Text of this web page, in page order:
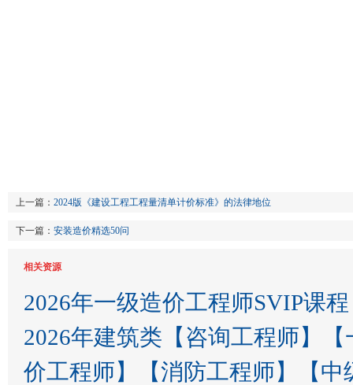
上一篇： 2024版《建设工程工程量清单计价标准》的法律地位
下一篇： 安装造价精选50问
相关资源
2026年一级造价工程师SVIP课程
2026年建筑类【咨询工程师】
价工程师】【消防工程师】【中